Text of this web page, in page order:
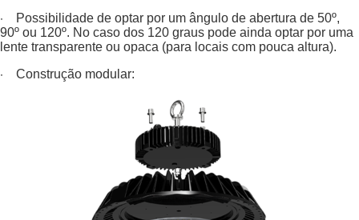
·
Possibilidade de optar por um ângulo de abertura de 50º,
90º ou 120º. No caso dos 120 graus pode ainda optar por uma
lente transparente ou opaca (para locais com pouca altura).
· Construção modular: